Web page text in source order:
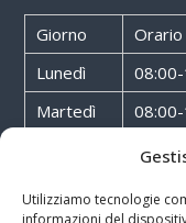
Utilizziamo tecnologie
informazioni del
Giorno
Orario
Lunedì
Martedì
Giovedì